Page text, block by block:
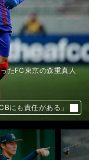
「古き良き伝統」
優勝が見えてきた
たFC東京の森重真人
にも責任がある」
トの真価が問われる